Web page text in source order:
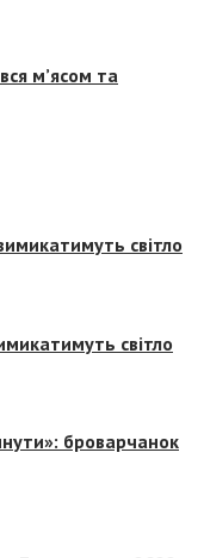
м’ясом та
світло
світло
броварчанок